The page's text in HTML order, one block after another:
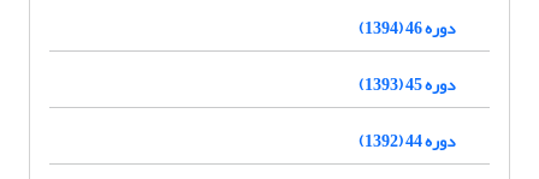
دوره 46 (1394)
دوره 45 (1393)
دوره 44 (1392)